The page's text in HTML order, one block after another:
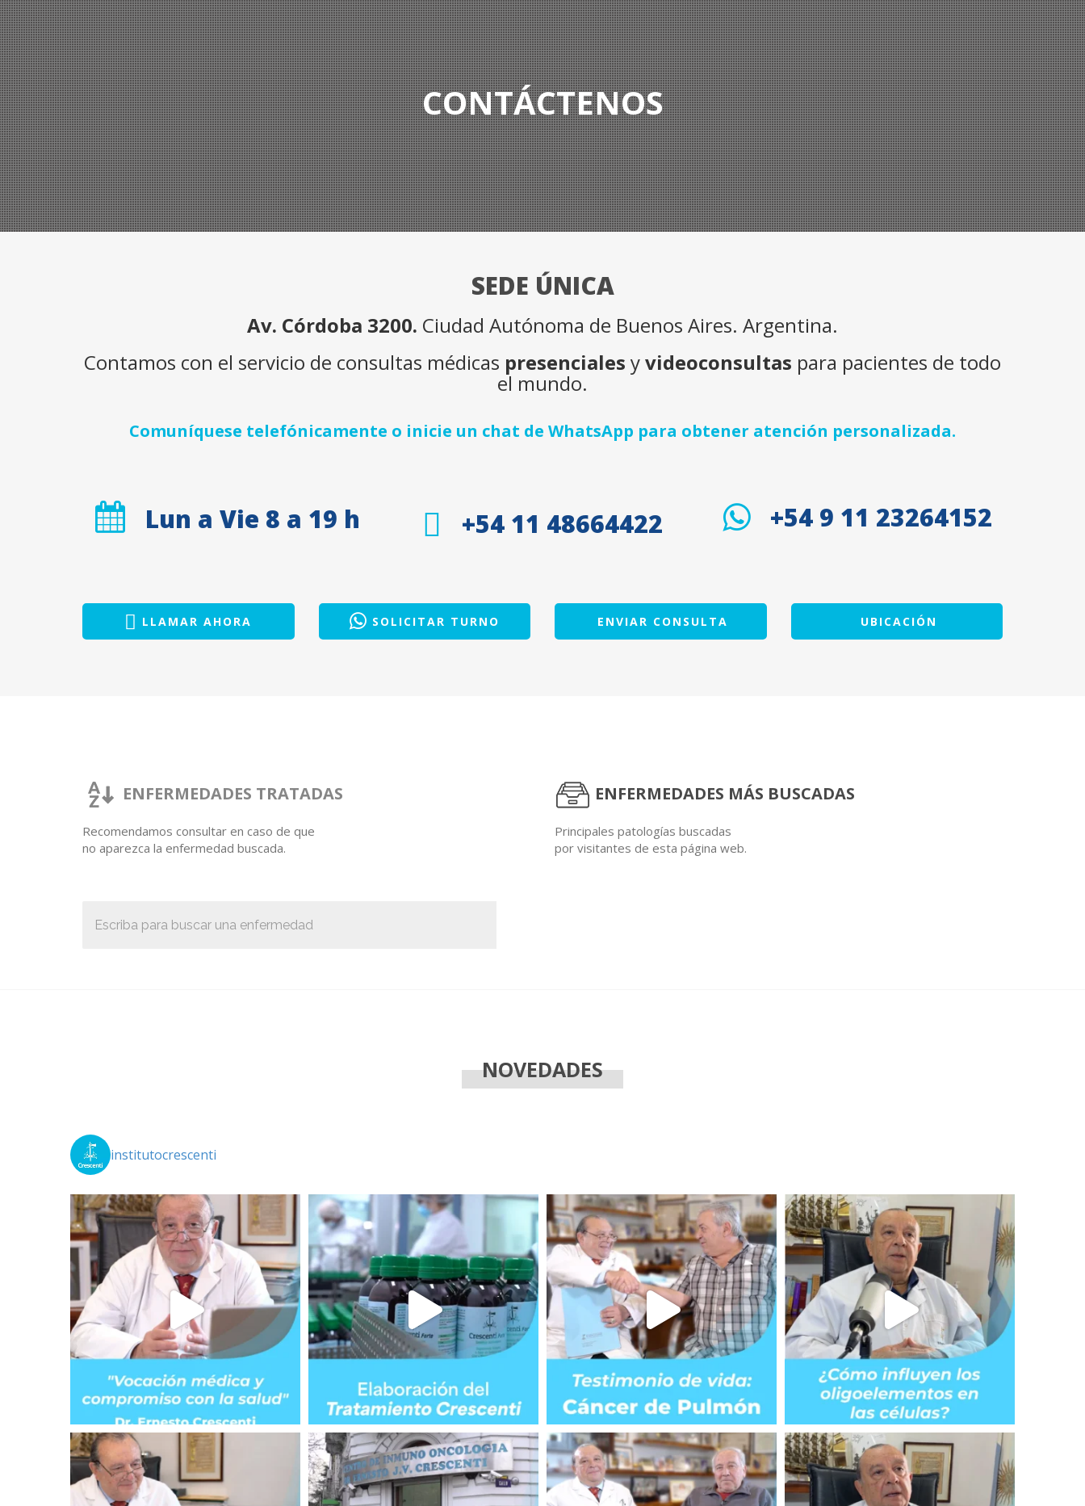
CONTÁCTENOS
SEDE ÚNICA
Av. Córdoba 3200. Ciudad Autónoma de Buenos Aires. Argentina.
Contamos con el servicio de consultas médicas presenciales yvideoconsultas para pacientes de todo
el mundo.
Comuníquese telefónicamente o inicie un chat de WhatsApp para obtener atención personalizada.
Lun a Vie 8 a 19 h +54 11 48664422 +54 9 11 23264152
LLAMAR AHORA SOLICITAR TURNO ENVIAR CONSULTA UBICACIÓN
ENFERMEDADES TRATADAS
Recomendamos consultar en caso de que
no aparezca la enfermedad buscada.
ENFERMEDADES MÁS BUSCADAS
Principales patologías buscadas
por visitantes de esta página web.
NOVEDADES
institutocrescenti